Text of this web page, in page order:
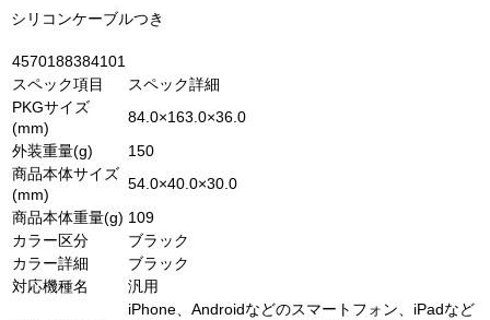
シリコンケーブルつき
4570188384101
スペック項目
スペック詳細
PKGサイズ
(mm)
84.0×163.0×36.0
外装重量(g)
150
商品本体サイズ
(mm)
54.0×40.0×30.0
商品本体重量(g) 109
カラー区分
ブラック
カラー詳細
ブラック
対応機種名
汎用
iPhone、Androidなどのスマートフォン、iPadなど